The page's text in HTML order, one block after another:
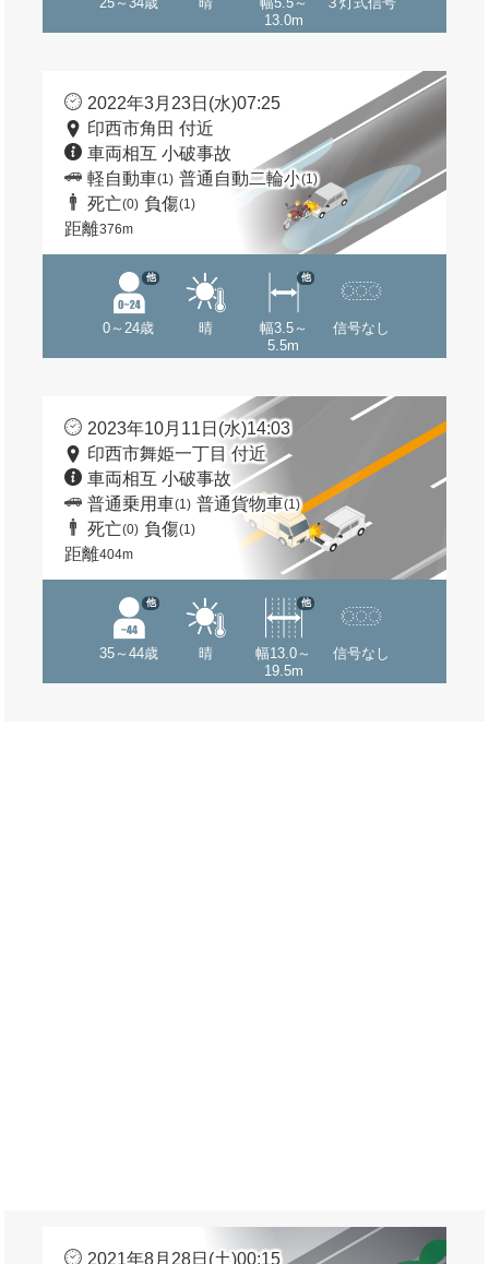
13.0m
2022年3月23日(水)07:25
印西市角田 付近
車両相互 小破事故
軽自動車(1) 普通自動二輪小(1)
死亡(0) 負傷(1)
距離376m
0～24歳
他
晴
幅3.5～
5.5m
他
信号なし
2023年10月11日(水)14:03
印西市舞姫一丁目 付近
車両相互 小破事故
普通乗用車(1) 普通貨物車(1)
死亡(0) 負傷(1)
距離404m
35～44歳
他
晴
幅13.0～
19.5m
他
信号なし
2021年8月28日(土)00:15